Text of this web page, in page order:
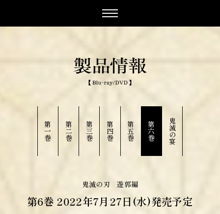
第
一
巻
第
二
巻
第
三
巻
第
四
巻
第
五
巻
第
六
巻
鬼
滅
の
宴
鬼滅の刃 遊郭編
第6巻 2022年7月27日(水)発売予定